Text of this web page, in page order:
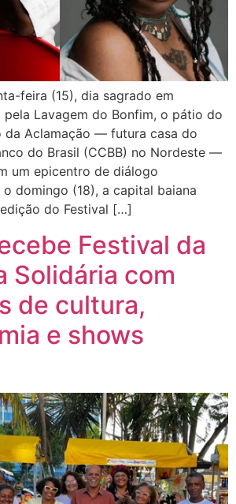
feira (15), dia sagrado em
pela Lavagem do Bonfim, o pátio do
da Aclamação — futura casa do
do Brasil (CCBB) no Nordeste —
um epicentro de diálogo
domingo (18), a capital baiana
do Festival […]
Festival da
Solidária com
de cultura,
e shows